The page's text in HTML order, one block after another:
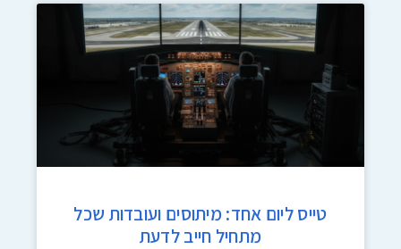
טייס ליום אחד: מיתוסים ועובדות שכל
מתחיל חייב לדעת